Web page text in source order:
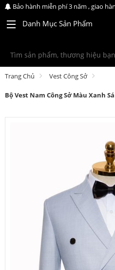
Bảo hành miễn phí 3 năm , giao
Danh Mục Sản Phẩm
Trang Chủ Vest Công Sở
Bộ Vest Nam Công Sở Màu Xanh